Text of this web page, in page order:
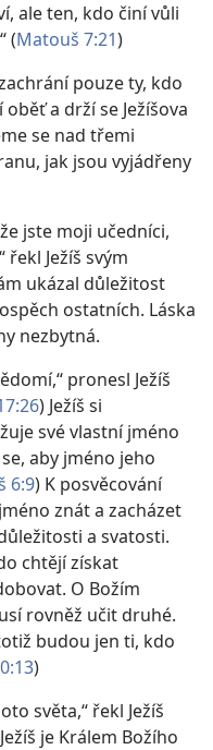
ale ten, kdo činí vůli
(Matouš 7:21)
pouze ty, kdo
a drží se Ježíšova
se nad třemi
jak jsou vyjádřeny
jste moji učedníci,
Ježíš svým
ukázal důležitost
ostatních. Láska
nezbytná.
pronesl Ježíš
) Ježíš si
své vlastní jméno
aby jméno jeho
6:9) K posvěcování
znát a zacházet
a svatosti.
chtějí získat
O Božím
rovněž učit druhé.
budou jen ti, kdo
)
světa,“ řekl Ježíš
je Králem Božího